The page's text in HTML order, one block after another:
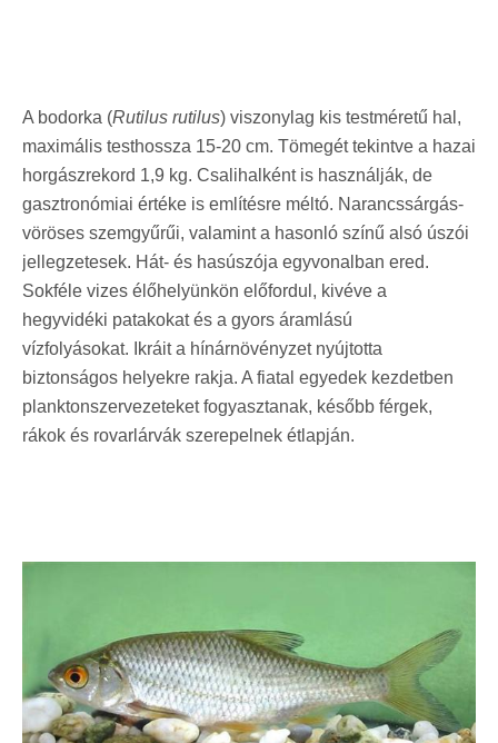
A bodorka (Rutilus rutilus) viszonylag kis testméretű hal,
maximális testhossza 15-20 cm. Tömegét tekintve a hazai
horgászrekord 1,9 kg. Csalihalként is használják, de
gasztronómiai értéke is említésre méltó. Narancssárgás-
vöröses szemgyűrűi, valamint a hasonló színű alsó úszói
jellegzetesek. Hát- és hasúszója egyvonalban ered.
Sokféle vizes élőhelyünkön előfordul, kivéve a
hegyvidéki patakokat és a gyors áramlású
vízfolyásokat. Ikráit a hínárnövényzet nyújtotta
biztonságos helyekre rakja. A fiatal egyedek kezdetben
planktonszervezeteket fogyasztanak, később férgek,
rákok és rovarlárvák szerepelnek étlapján.